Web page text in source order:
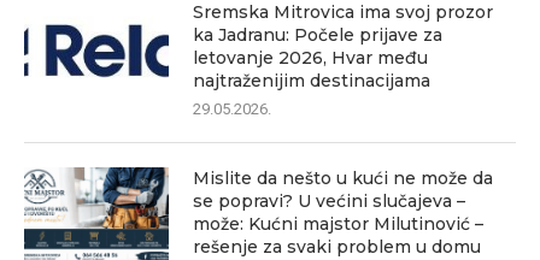
Sremska Mitrovica ima svoj prozor
ka Jadranu: Počele prijave za
letovanje 2026, Hvar među
najtraženijim destinacijama
29.05.2026.
Mislite da nešto u kući ne može da
se popravi? U većini slučajeva –
može: Kućni majstor Milutinović –
rešenje za svaki problem u domu